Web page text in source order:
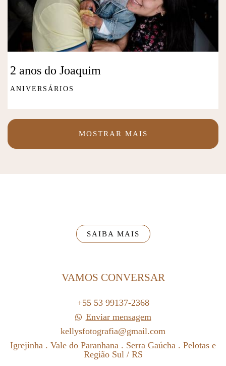
2 anos do Joaquim
ANIVERSÁRIOS
MOSTRAR MAIS
SAIBA MAIS
VAMOS CONVERSAR
+55 53 99137-2368
Enviar mensagem
kellysfotografia@gmail.com
Igrejinha . Vale do Paranhana . Serra Gaúcha . Pelotas e
Região Sul / RS